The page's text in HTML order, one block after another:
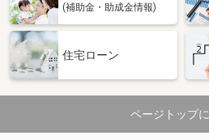
(補助金・助成金情報)
住宅ローン
ページトップ